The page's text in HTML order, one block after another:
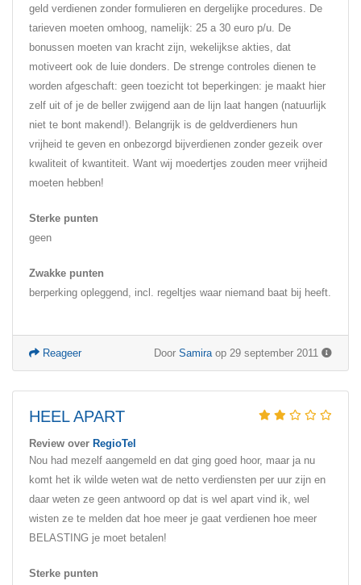
geld verdienen zonder formulieren en dergelijke procedures. De
tarieven moeten omhoog, namelijk: 25 a 30 euro p/u. De
bonussen moeten van kracht zijn, wekelijkse akties, dat
motiveert ook de luie donders. De strenge controles dienen te
worden afgeschaft: geen toezicht tot beperkingen: je maakt hier
zelf uit of je de beller zwijgend aan de lijn laat hangen (natuurlijk
niet te bont makend!). Belangrijk is de geldverdieners hun
vrijheid te geven en onbezorgd bijverdienen zonder gezeik over
kwaliteit of kwantiteit. Want wij moedertjes zouden meer vrijheid
moeten hebben!
Sterke punten
geen
Zwakke punten
berperking opleggend, incl. regeltjes waar niemand baat bij heeft.
Door Samira op 29 september 2011
Reageer
HEEL APART
Review over RegioTel
Nou had mezelf aangemeld en dat ging goed hoor, maar ja nu
komt het ik wilde weten wat de netto verdiensten per uur zijn en
daar weten ze geen antwoord op dat is wel apart vind ik, wel
wisten ze te melden dat hoe meer je gaat verdienen hoe meer
BELASTING je moet betalen!
Sterke punten